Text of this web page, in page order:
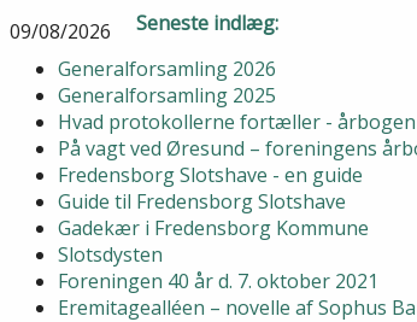
09/08/2026
Seneste indlæg:
Generalforsamling 2026
Generalforsamling 2025
Hvad protokollerne fortæller -
På vagt ved Øresund – foreningens
Fredensborg Slotshave - en guide
Guide til Fredensborg Slotshave
Gadekær i Fredensborg Kommune
Slotsdysten
Foreningen 40 år d. 7. oktober 2021
Eremitagealléen – novelle af Sophus